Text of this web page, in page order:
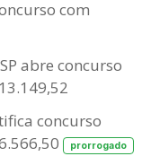
com
abre concurso
concurso
prorrogado